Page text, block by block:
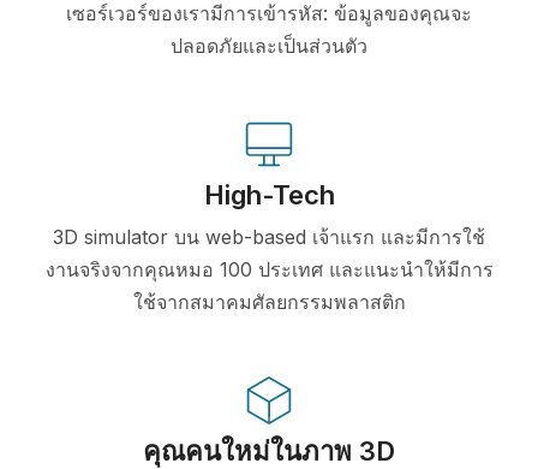
เซอร์เวอร์ของเรามีการเข้ารหัส: ข้อมูลของคุณจะ
ปลอดภัยและเป็นส่วนตัว
High-Tech
3D simulator บน web-based เจ้าแรก และมีการใช้
งานจริงจากคุณหมอ 100 ประเทศ และแนะนำให้มีการ
ใช้จากสมาคมศัลยกรรมพลาสติก
คุณคนใหม่ในภาพ 3D